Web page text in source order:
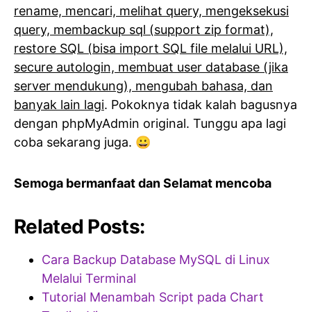
rename, mencari, melihat query, mengeksekusi
query, membackup sql (support zip format),
restore SQL (bisa import SQL file melalui URL),
secure autologin, membuat user database (jika
server mendukung), mengubah bahasa, dan
banyak lain lagi. Pokoknya tidak kalah bagusnya
dengan phpMyAdmin original. Tunggu apa lagi
coba sekarang juga. 😀
Semoga bermanfaat dan Selamat mencoba
Related Posts:
Cara Backup Database MySQL di Linux
Melalui Terminal
Tutorial Menambah Script pada Chart